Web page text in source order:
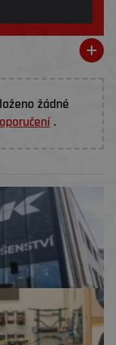
žádné
.